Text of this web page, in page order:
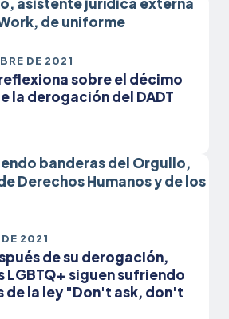
DE 2021
sobre el décimo
la derogación del DADT
2021
de su derogación,
LGBTQ+ siguen sufriendo
de la ley "Don't ask, don't